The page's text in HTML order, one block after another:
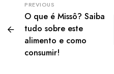
PREVIOUS
O que é Missô? Saiba
tudo sobre este
alimento e como
consumir!